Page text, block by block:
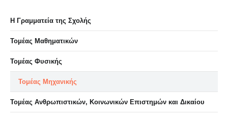
Η Γραμματεία της Σχολής
Τομέας Μαθηματικών
Τομέας Φυσικής
Τομέας Μηχανικής
Τομέας Ανθρωπιστικών, Κοινωνικών Επιστημών και Δικαίου